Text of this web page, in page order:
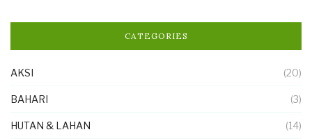
CATEGORIES
AKSI (20)
BAHARI (3)
HUTAN & LAHAN (14)